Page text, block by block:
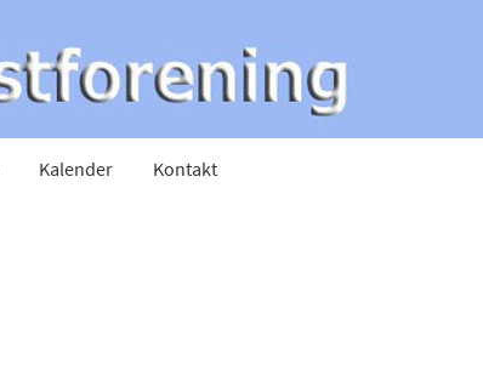
Kalender Kontakt